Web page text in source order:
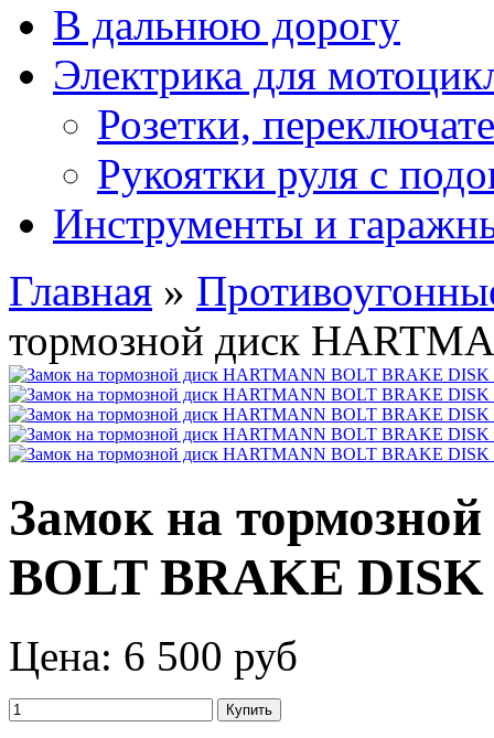
В дальнюю дорогу
Электрика для
Розетки,
Рукоятки руля с
Инструменты и
Главная »
тормозной диск
Замок на
BOLT BRAKE
Цена: 6 500 руб